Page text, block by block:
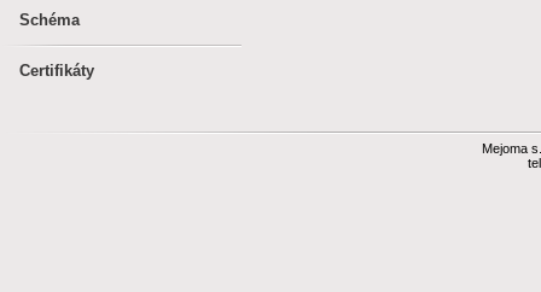
Schéma
Certifikáty
Mejoma